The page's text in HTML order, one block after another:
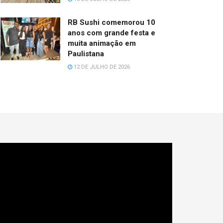
RB Sushi comemorou 10
anos com grande festa e
muita animação em
Paulistana
12 DE JULHO DE 2026